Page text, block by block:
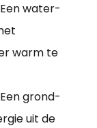
water-
warm te
grond-
uit de